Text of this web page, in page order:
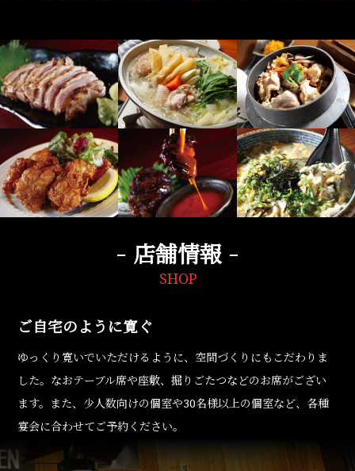
店舗情報
SHOP
ご自宅のように寛ぐ
ゆっくり寛いでいただけるように、空間づくりにもこだわりま
した。なおテーブル席や座敷、掘りごたつなどのお席がござい
ます。また、少人数向けの個室や30名様以上の個室など、各種
宴会に合わせてご予約ください。